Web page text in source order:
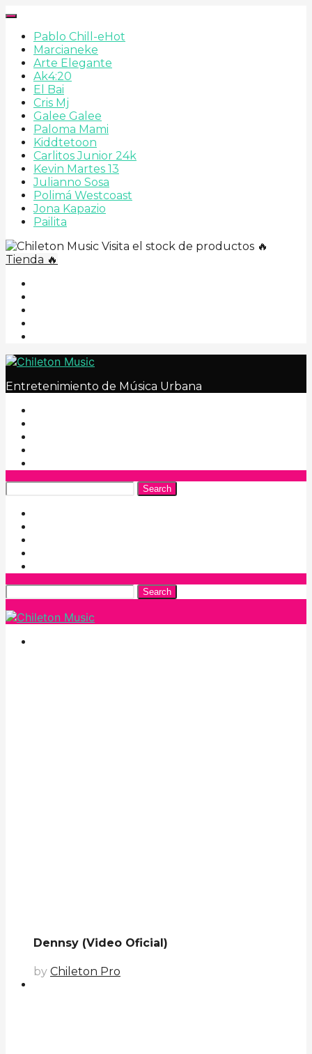
Pablo Chill-eHot
Marcianeke
Arte Elegante
Ak4:20
El Bai
Cris Mj
Galee Galee
Paloma Mami
Kiddtetoon
Carlitos Junior 24k
Kevin Martes 13
Julianno Sosa
Polimá Westcoast
Jona Kapazio
Pailita
Visita el stock de productos 🔥
Tienda 🔥
Entretenimiento de Música Urbana
Search
Search
Dennsy (Video Oficial)
by Chileton Pro